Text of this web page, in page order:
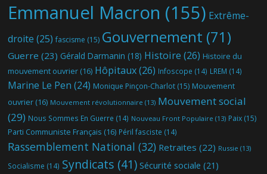
Emmanuel Macron (155) Extrême-
droite (25) fascisme (15) Gouvernement (71)
Guerre (23) Gérald Darmanin (18) Histoire (26) Histoire du
mouvement ouvrier (16) Hôpitaux(26) Infoscope (14) LREM (14)
Marine Le Pen (24) Monique Pinçon-Charlot (15) Mouvement
ouvrier (16) Mouvement révolutionnaire (13) Mouvement social
(29) Nous Sommes En Guerre (14) Nouveau Front Populaire (13) Paix (15)
Parti Communiste Français (16) Péril fasciste (14)
Rassemblement National (32) Retraites (22) Russie (13)
Socialisme (14) Syndicats (41) Sécurité sociale (21)